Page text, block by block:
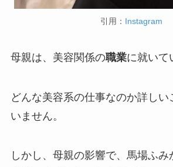
引用： Instagram
母親は、美容関係の職業に就いて
どんな美容系の仕事なのか詳しい
いません。
しかし、母親の影響で、馬場ふみ